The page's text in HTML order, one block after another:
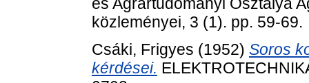
közleményei, 3 (1). pp. 59-69.
Csáki, Frigyes (1952) Soros
kérdései.